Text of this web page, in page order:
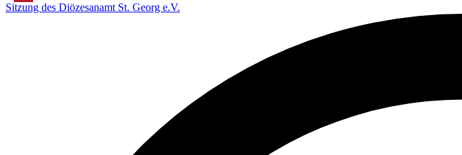
Sitzung des Diözesanamt St. Georg e.V.